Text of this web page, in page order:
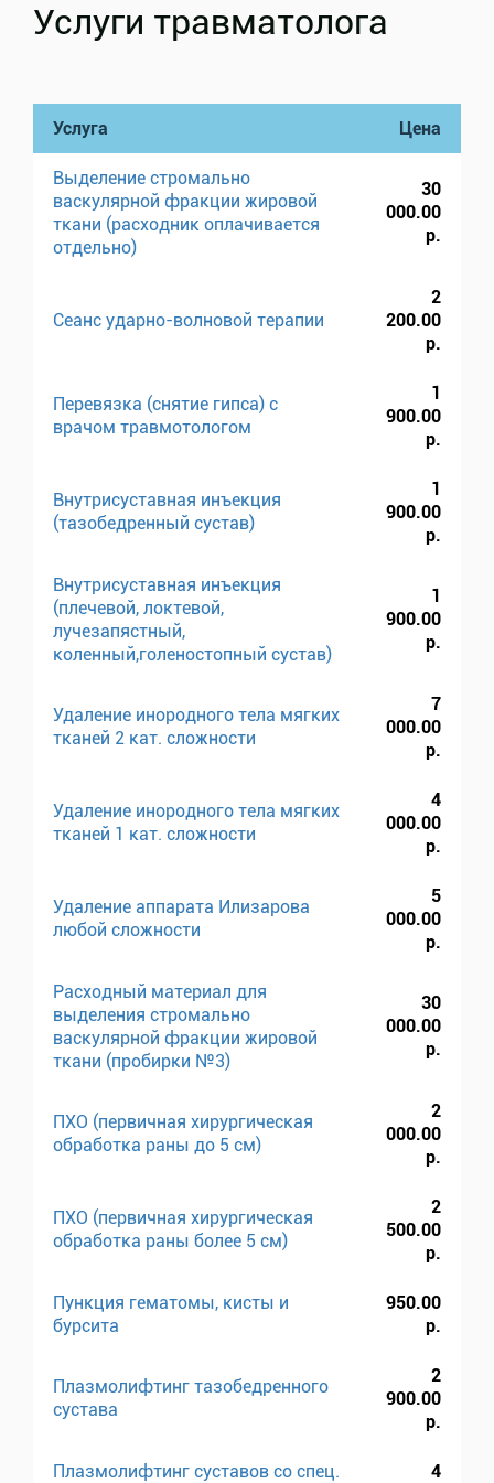
Услуги травматолога
Услуга Цена
Выделение стромально
васкулярной фракции жировой
ткани (расходник оплачивается
отдельно)
30
000.00
р.
Сеанс ударно-волновой терапии
2
200.00
р.
Перевязка (снятие гипса) с
врачом травмотологом
1
900.00
р.
Внутрисуставная инъекция
(тазобедренный сустав)
1
900.00
р.
Внутрисуставная инъекция
(плечевой, локтевой,
лучезапястный,
коленный,голеностопный сустав)
1
900.00
р.
Удаление инородного тела мягких
тканей 2 кат. сложности
7
000.00
р.
Удаление инородного тела мягких
тканей 1 кат. сложности
4
000.00
р.
Удаление аппарата Илизарова
любой сложности
5
000.00
р.
Расходный материал для
выделения стромально
васкулярной фракции жировой
ткани (пробирки №3)
30
000.00
р.
ПХО (первичная хирургическая
обработка раны до 5 см)
2
000.00
р.
ПХО (первичная хирургическая
обработка раны более 5 см)
2
500.00
р.
Пункция гематомы, кисты и
бурсита
950.00
р.
Плазмолифтинг тазобедренного
сустава
2
900.00
р.
Плазмолифтинг суставов со спец.
4